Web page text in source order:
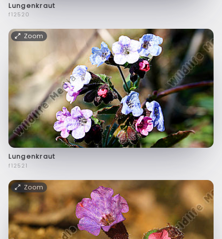
Lungenkraut
f12520
Zoom
Lungenkraut
f12521
Zoom